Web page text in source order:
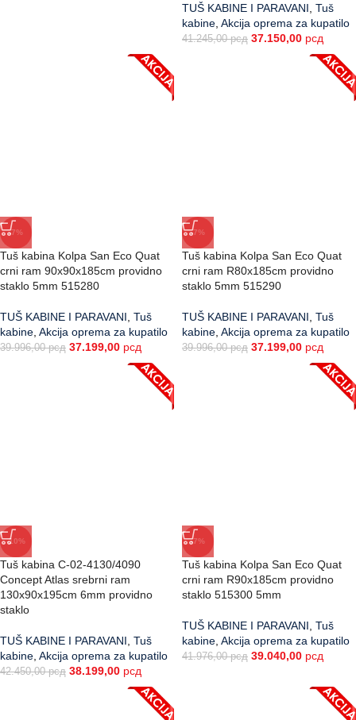
TUŠ KABINE I PARAVANI Tuš
kabine Akcija oprema za kupatilo
41.245,00рсд 37.150,00 рсд
-7%
Tuš kabina Kolpa San Eco Quat
crni ram 90x90x185cm providno
staklo 5mm 515280
TUŠ KABINE I PARAVANI Tuš
kabine Akcija oprema za kupatilo
39.996,00рсд 37.199,00 рсд
-7%
Tuš kabina Kolpa San Eco Quat
crni ram R80x185cm providno
staklo 5mm 515290
TUŠ KABINE I PARAVANI Tuš
kabine Akcija oprema za kupatilo
39.996,00рсд 37.199,00 рсд
-10%
Tuš kabina C-02-4130/4090
Concept Atlas srebrni ram
130x90x195cm 6mm providno
staklo
TUŠ KABINE I PARAVANI Tuš
kabine Akcija oprema za kupatilo
42.450,00рсд 38.199,00 рсд
-7%
Tuš kabina Kolpa San Eco Quat
crni ram R90x185cm providno
staklo 515300 5mm
TUŠ KABINE I PARAVANI Tuš
kabine Akcija oprema za kupatilo
41.976,00рсд 39.040,00 рсд